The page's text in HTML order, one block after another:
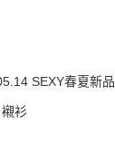
SEXY春夏新品
衫